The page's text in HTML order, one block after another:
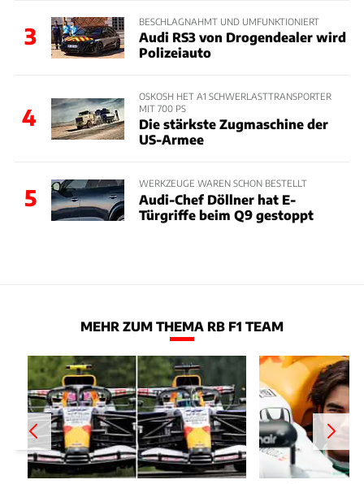
3
BESCHLAGNAHMT UND UMFUNKTIONIERT
Audi RS3 von Drogendealer wird
Polizeiauto
4
OSKOSH HET A1 SCHWERLASTTRANSPORTER
MIT 700 PS
Die stärkste Zugmaschine der
US-Armee
5
WERKZEUGE WAREN SCHON BESTELLT
Audi-Chef Döllner hat E-
Türgriffe beim Q9 gestoppt
MEHR ZUM THEMA RB F1 TEAM